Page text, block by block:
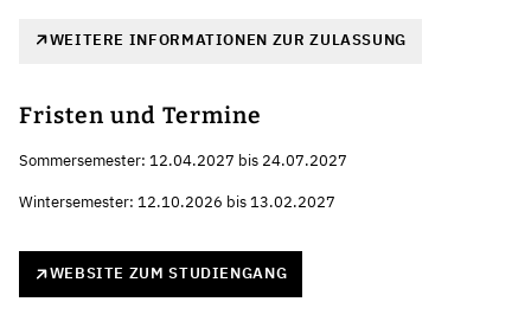
WEITERE INFORMATIONEN ZUR ZULASSUNG
Fristen und Termine
Sommersemester: 12.04.2027 bis 24.07.2027
Wintersemester: 12.10.2026 bis 13.02.2027
WEBSITE ZUM STUDIENGANG